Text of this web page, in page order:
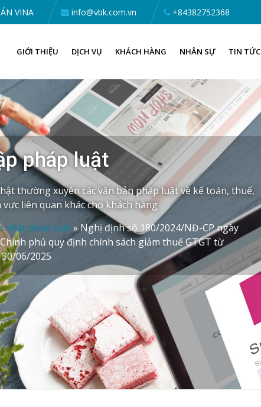
VINA info@vbk.com.vn +84382752368
GIỚI THIỆU DỊCH VỤ KHÁCH HÀNG NHÂN SỰ TIN TỨC
pháp luật
thường xuyên các văn bản pháp luật về kế toán, thuế,
liên quan khác cho khách hàng
nhật pháp luật»Nghị định số 180/2024/NĐ-CP ngày
phủ quy định chính sách giảm thuế GTGT từ
06/2025